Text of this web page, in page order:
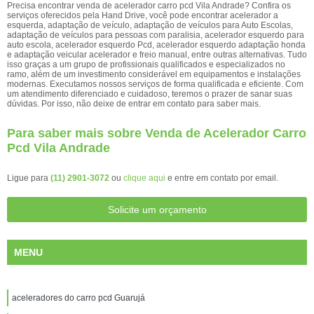
Precisa encontrar venda de acelerador carro pcd Vila Andrade? Confira os
serviços oferecidos pela Hand Drive, você pode encontrar acelerador a
esquerda, adaptação de veículo, adaptação de veículos para Auto Escolas,
adaptação de veículos para pessoas com paralisia, acelerador esquerdo para
auto escola, acelerador esquerdo Pcd, acelerador esquerdo adaptação honda
e adaptação veicular acelerador e freio manual, entre outras alternativas. Tudo
isso graças a um grupo de profissionais qualificados e especializados no
ramo, além de um investimento considerável em equipamentos e instalações
modernas. Executamos nossos serviços de forma qualificada e eficiente. Com
um atendimento diferenciado e cuidadoso, teremos o prazer de sanar suas
dúvidas. Por isso, não deixe de entrar em contato para saber mais.
Para saber mais sobre Venda de Acelerador Carro
Pcd Vila Andrade
Ligue para (11) 2901-3072 ou clique aqui e entre em contato por email.
Solicite um orçamento
MENU
aceleradores do carro pcd Guarujá